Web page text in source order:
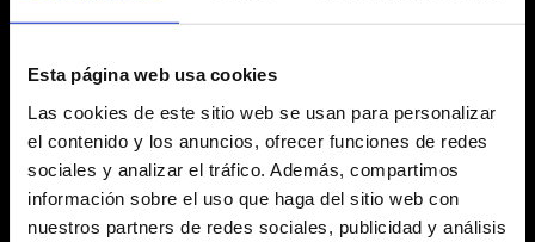
Esta página web usa cookies
Las cookies de este sitio web se usan para personalizar
el contenido y los anuncios, ofrecer funciones de redes
sociales y analizar el tráfico. Además, compartimos
información sobre el uso que haga del sitio web con
nuestros partners de redes sociales, publicidad y análisis
Redes sociales
Facebook Twitter Youtube
Aparcamiento
Indigo: av. del Paral·lel, 39 (Si se acerca a la
taquilla, le podemos ofrecer un 15% para las 2